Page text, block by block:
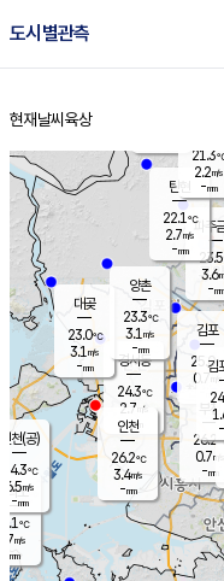
도시별관측
홈
현재날씨 육상
의도
℃
m/s
mm
경서동
24.3℃
2.7 m/s
-mm
파주
23.5
3.6
-mm
대곶
23.0℃
3.1 m/s
-mm
탄현
22.1℃
2.7m/s
-mm
김포
25.0℃
0.7 m/s
mm
부천
26.2
0.7m/s
-mm
양촌
23.3℃
3.1 m/s
-mm
인천(공)
24.3℃
6.5m/s
-mm
김
-
인천
26.2℃
3.4m/s
-mm
21.3
2.2m/s
-mm